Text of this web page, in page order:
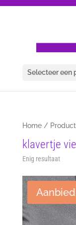
Selecteer een
Home/
klavertje
Enig resultaat